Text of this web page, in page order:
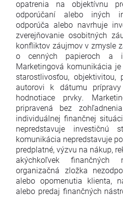
opatrenia na objektívnu
odporúčaní alebo iných
odporúča alebo navrhuje
zverejňovanie osobitných
konfliktov záujmov v zmysle
o cenných papieroch a
Marketingová komunikácia
starostlivosťou, objektivitou,
autorovi k dátumu
hodnotiace prvky.
pripravená bez
individuálnej finančnej
nepredstavuje investičnú
komunikácia nepredstavuje
predplatné, výzvu na nákup,
akýchkoľvek finančných
organizačná zložka
alebo opomenutia klienta,
alebo predaj finančných